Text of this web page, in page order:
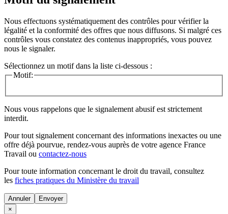
Nous effectuons systématiquement des contrôles pour vérifier la
légalité et la conformité des offres que nous diffusons. Si malgré ces
contrôles vous constatez des contenus inappropriés, vous pouvez
nous le signaler.
Sélectionnez un motif dans la liste ci-dessous :
Motif:
Nous vous rappelons que le signalement abusif est strictement
interdit.
Pour tout signalement concernant des informations inexactes ou une
offre déjà pourvue, rendez-vous auprès de votre agence France
Travail ou contactez-nous
Pour toute information concernant le droit du travail, consultez
les fiches pratiques du Ministère du travail
Annuler
×